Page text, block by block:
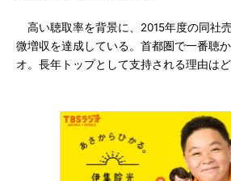
高い聴取率を背景に、2015年度の同社売
微増収を達成している。首都圏で一番聴
オ。長年トップとして支持される理由はど